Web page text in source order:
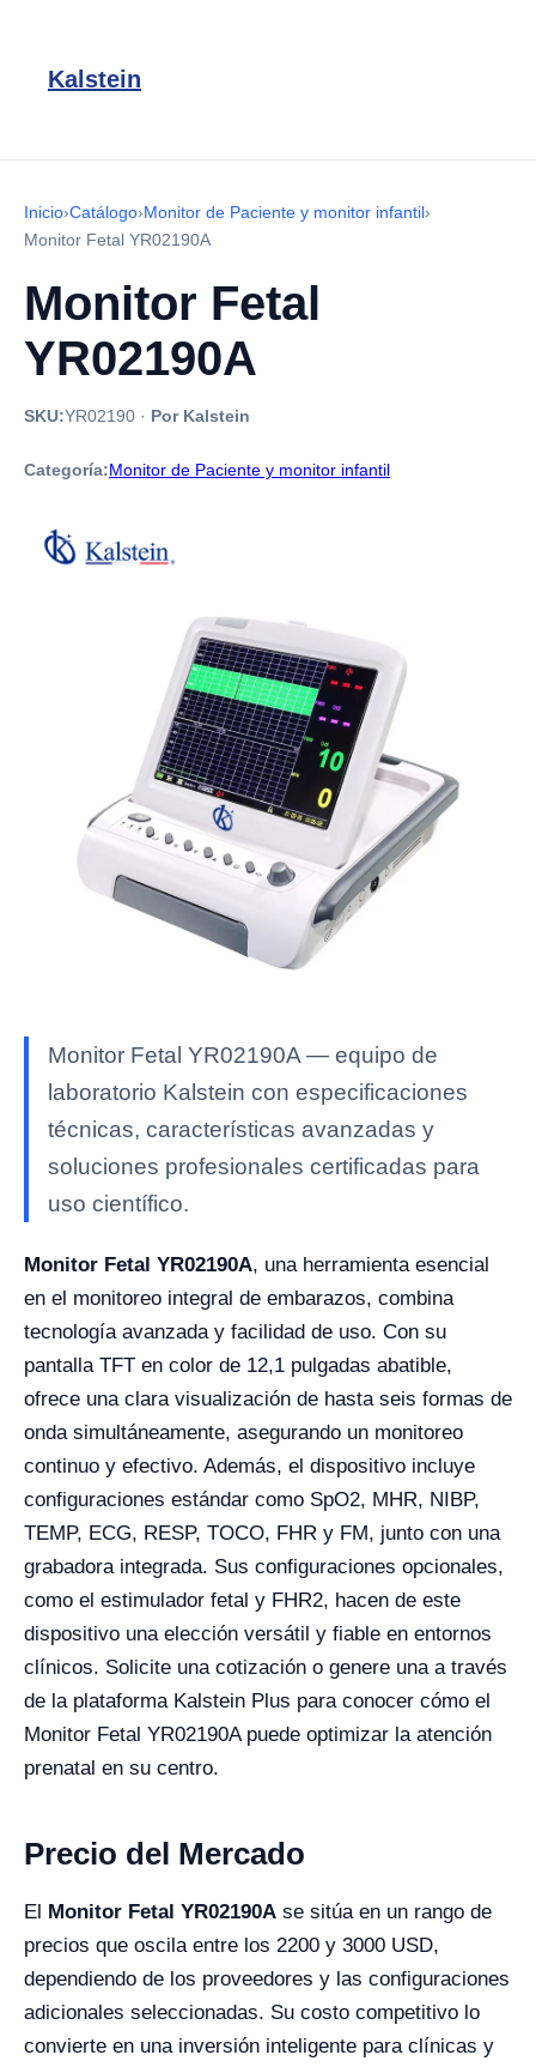
Kalstein
Inicio›Catálogo›Monitor de Paciente y monitor infantil›
Monitor Fetal YR02190A
Monitor Fetal
YR02190A
SKU:YR02190 · Por Kalstein
Categoría:Monitor de Paciente y monitor infantil
Monitor Fetal YR02190A — equipo de
laboratorio Kalstein con especificaciones
técnicas, características avanzadas y
soluciones profesionales certificadas para
uso científico.
Monitor Fetal YR02190A, una herramienta esencial
en el monitoreo integral de embarazos, combina
tecnología avanzada y facilidad de uso. Con su
pantalla TFT en color de 12,1 pulgadas abatible,
ofrece una clara visualización de hasta seis formas de
onda simultáneamente, asegurando un monitoreo
continuo y efectivo. Además, el dispositivo incluye
configuraciones estándar como SpO2, MHR, NIBP,
TEMP, ECG, RESP, TOCO, FHR y FM, junto con una
grabadora integrada. Sus configuraciones opcionales,
como el estimulador fetal y FHR2, hacen de este
dispositivo una elección versátil y fiable en entornos
clínicos. Solicite una cotización o genere una a través
de la plataforma Kalstein Plus para conocer cómo el
Monitor Fetal YR02190A puede optimizar la atención
prenatal en su centro.
Precio del Mercado
El Monitor Fetal YR02190A se sitúa en un rango de
precios que oscila entre los 2200 y 3000 USD,
dependiendo de los proveedores y las configuraciones
adicionales seleccionadas. Su costo competitivo lo
convierte en una inversión inteligente para clínicas y